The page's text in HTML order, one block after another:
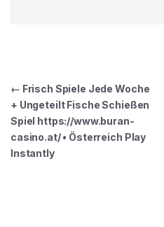
Post navigation
← Frisch Spiele Jede Woche
+ Ungeteilt Fische Schießen
Spiel https://www.buran-
casino.at/ • Österreich Play
Instantly